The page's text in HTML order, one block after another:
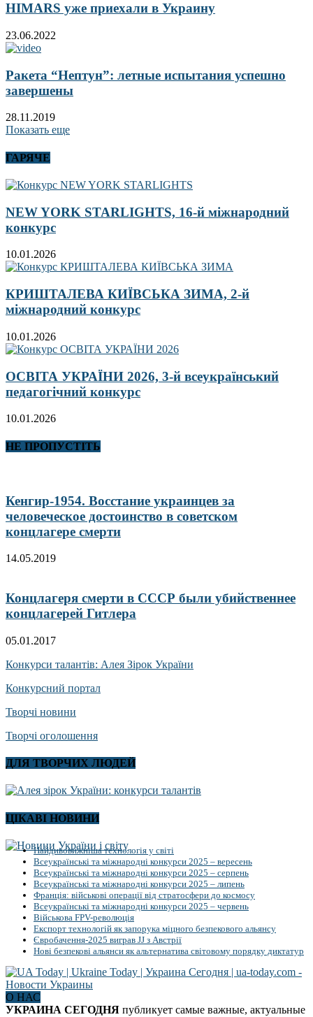
HIMARS уже приехали в Украину
23.06.2022
Ракета “Нептун”: летные испытания успешно
завершены
28.11.2019
Показать еще
ГАРЯЧЕ
NEW YORK STARLIGHTS, 16-й міжнародний
конкурс
10.01.2026
КРИШТАЛЕВА КИЇВСЬКА ЗИМА, 2-й
міжнародний конкурс
10.01.2026
ОСВІТА УКРАЇНИ 2026, 3-й всеукраїнський
педагогічний конкурс
10.01.2026
НЕ ПРОПУСТІТЬ
Кенгир-1954. Восстание украинцев за
человеческое достоинство в советском
концлагере смерти
14.05.2019
Концлагеря смерти в СССР были убийственнее
концлагерей Гитлера
05.01.2017
Конкурси талантів: Алея Зірок України
Конкурсний портал
Творчі новини
Творчі оголошення
ДЛЯ ТВОРЧИХ ЛЮДЕЙ
ЦІКАВІ НОВИНИ
Найдивовижніша технологія у світі
Всеукраїнські та міжнародні конкурси 2025 – вересень
Всеукраїнські та міжнародні конкурси 2025 – серпень
Всеукраїнські та міжнародні конкурси 2025 – липень
Франція: військові операції від стратосфери до космосу
Всеукраїнські та міжнародні конкурси 2025 – червень
Військова FPV-революція
Експорт технологій як запорука міцного безпекового альянсу
Євробачення-2025 виграв JJ з Австрії
Нові безпекові альянси як альтернатива світовому порядку диктатур
О НАС
УКРАИНА СЕГОДНЯ публикует самые важные, актуальные